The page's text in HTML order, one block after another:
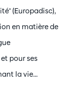
(Europadisc),
en matière de
pour ses
la vie...